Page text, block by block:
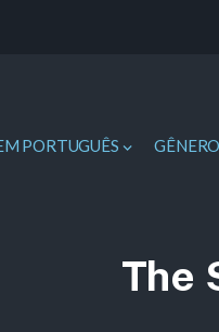
PORTUGUÊS
The